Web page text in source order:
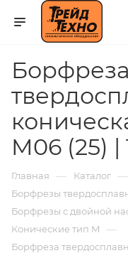
Борфреза
M06 (25)
Главная — Каталог —
Борфрезы
Борфрезы с двойной
Конические тип M —
Борфреза